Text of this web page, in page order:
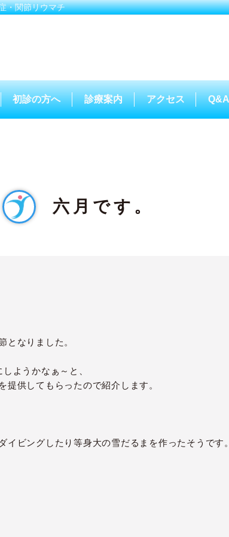
・関節リウマチ
初診の方へ 診療案内 アクセス
六月です。
となりました。
ようかなぁ～と、
提供してもらったので紹介します。
イビングしたり等身大の雪だるまを作ったそうです